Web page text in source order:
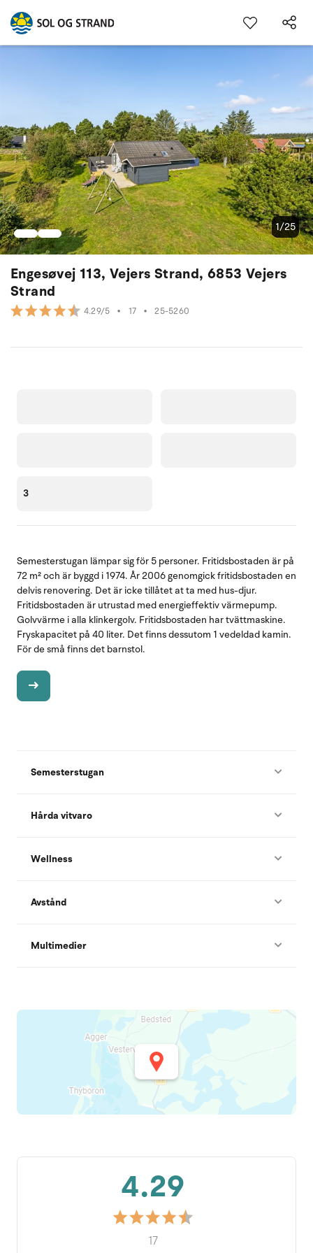
Engesøvej 113, Vejers Strand, 6853 Vejers
Strand
4.29/5 • 17 • 25-5260
1/25
3
Semesterstugan lämpar sig för 5 personer. Fritidsbostaden är på
72 m² och är byggd i 1974. År 2006 genomgick fritidsbostaden en
delvis renovering. Det är icke tillåtet at ta med hus-djur.
Fritidsbostaden är utrustad med energieffektiv värmepump.
Golvvärme i alla klinkergolv. Fritidsbostaden har tvättmaskine.
Fryskapacitet på 40 liter. Det finns dessutom 1 vedeldad kamin.
För de små finns det barnstol.
Semesterstugan
Hårda vitvaro
Wellness
Avstånd
Multimedier
4.29
17